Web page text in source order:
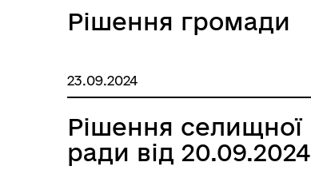
Рішення громади
23.09.2024
Рішення селищної
ради від 20.09.2024